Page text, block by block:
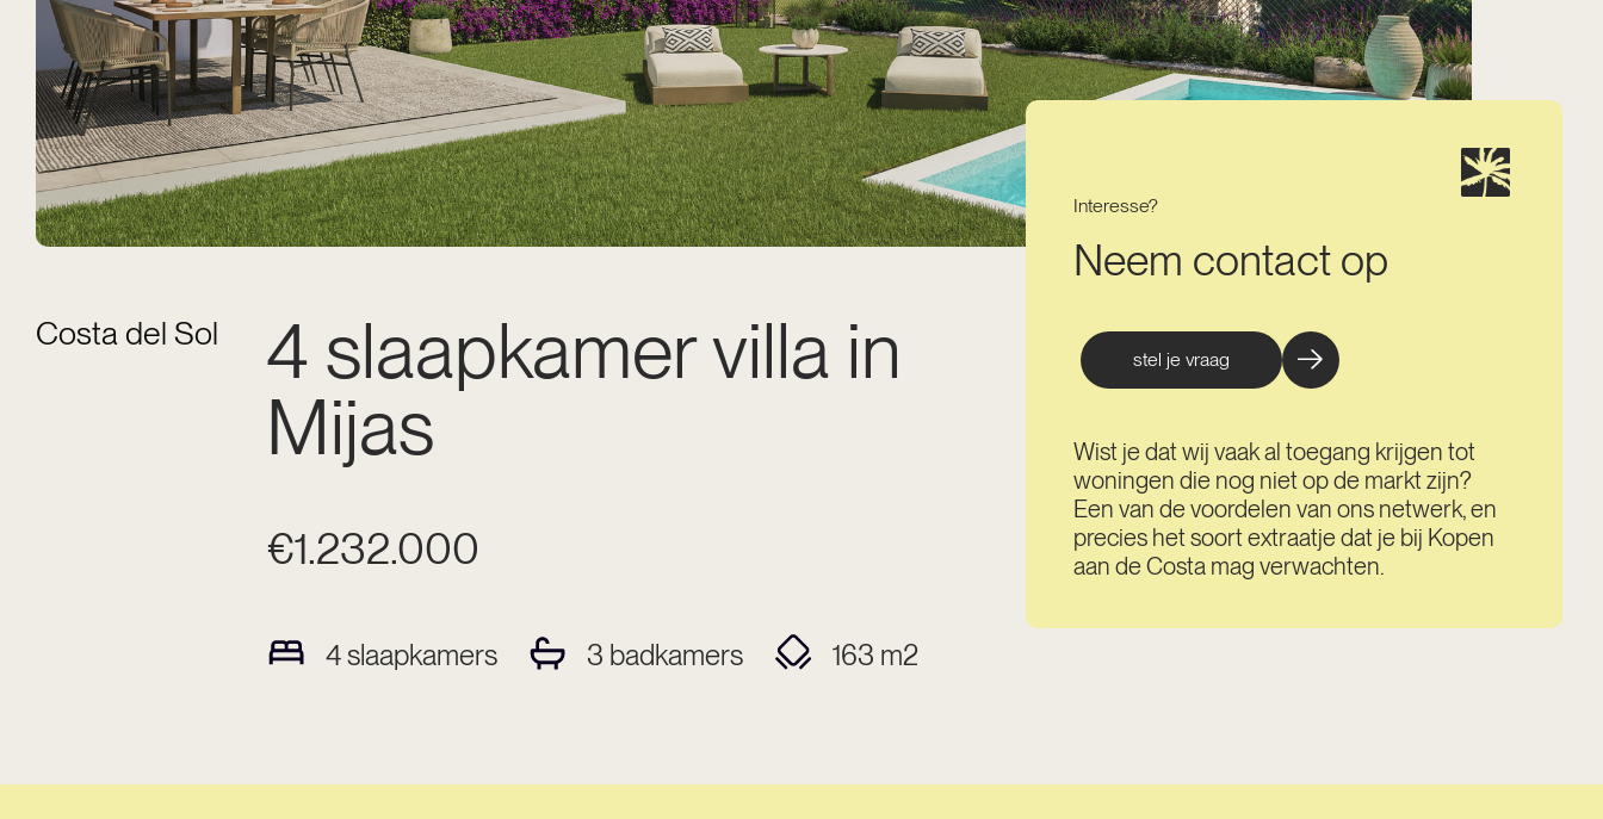
Costa del Sol
4 slaapkamer villa in
Mijas
€1.232.000
4slaapkamers 3 badkamers 163 m2
Interesse?
Neem contact op
stel je vraag
Wist je dat wij vaak al toegang krijgen tot
woningen die nog niet op de markt zijn?
Een van de voordelen van ons netwerk, en
precies het soort extraatje dat je bij Kopen
aan de Costa mag verwachten.